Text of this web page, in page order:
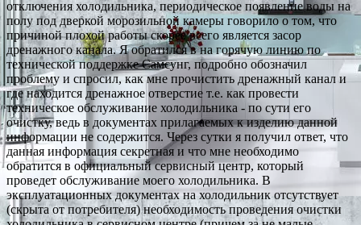
отключения холодильника, периодическое появление воды на
полу под дверкой морозильной камеры говорило о том, что
причиной плохой работы скорее всего является засор
дренажного канала. Я обратился в на горячую линию по
технической поддержке Самсунг, подробно обозначил
проблему и спросил, как мне прочистить дренажный канал и
где находится дренажное отверстие т.е. как провести
техническое обслуживание холодильника - по сути его
очистку, ведь в документах прилагаемых к изделию данной
информации не содержится. Через сутки я получил ответ, что
данная информация секретная и что мне необходимо
обратится в официальный сервисный центр, который
проведет обслуживание моего холодильника. В
эксплуатационных документах на холодильник отсутствует
(скрыта от потребителя) необходимость проведения очистки